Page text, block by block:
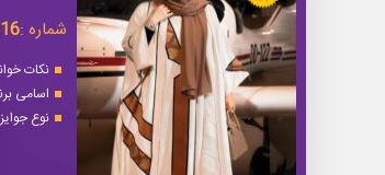
شماره :
نکات
اسامی
نوع جوایز